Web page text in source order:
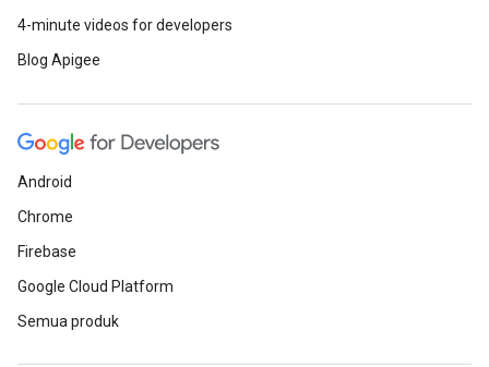
4-minute videos for developers
Blog Apigee
Android
Chrome
Firebase
Google Cloud Platform
Semua produk